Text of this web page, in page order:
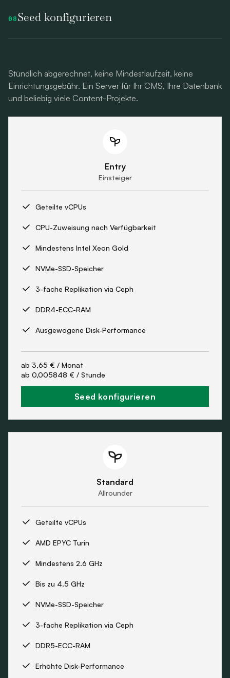
08 Seed konfigurieren
Stündlich abgerechnet, keine Mindestlaufzeit, keine
Einrichtungsgebühr. Ein Server für Ihr CMS, Ihre Datenbank
und beliebig viele Content-Projekte.
Entry
Einsteiger
Geteilte vCPUs
CPU-Zuweisung nach Verfügbarkeit
Mindestens Intel Xeon Gold
NVMe-SSD-Speicher
3-fache Replikation via Ceph
DDR4-ECC-RAM
Ausgewogene Disk-Performance
ab 3,65 € / Monat
ab 0,005848 € / Stunde
Seed konfigurieren
Standard
Allrounder
Geteilte vCPUs
AMD EPYC Turin
Mindestens 2.6 GHz
Bis zu 4.5 GHz
NVMe-SSD-Speicher
3-fache Replikation via Ceph
DDR5-ECC-RAM
Erhöhte Disk-Performance